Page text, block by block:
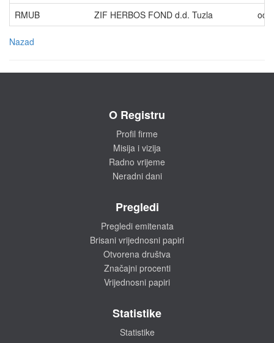
RMUB
ZIF HERBOS FOND d.d. Tuzla od
Nazad
O Registru
Profil firme
Misija i vizija
Radno vrijeme
Neradni dani
Pregledi
Pregledi emitenata
Brisani vrijednosni papiri
Otvorena društva
Značajni procenti
Vrijednosni papiri
Statistike
Statistike